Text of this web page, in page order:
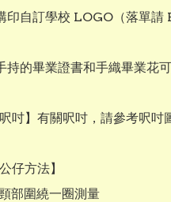
印自訂學校 LOGO（落單請
持的畢業證書和手織畢業花
呎吋】有關呎吋，請參考呎吋
仔方法】
部圍繞一圈測量